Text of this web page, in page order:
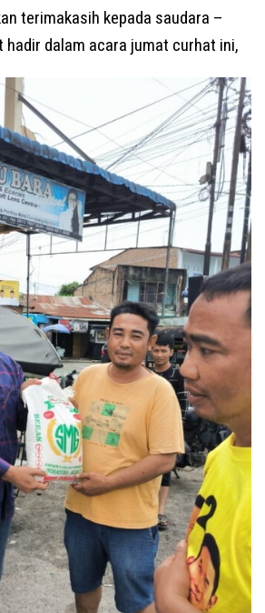
terimakasih kepada saudara –
hadir dalam acara jumat curhat ini,